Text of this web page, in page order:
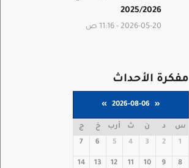
2025/2026
2026-05-20 - 11:16 ص
مفكرة الأحداث
«
2026-08-06
»
س د ن ث أرب خ
ج
1
2
3
4
5
6
7
8
9
10
11
12
13
14